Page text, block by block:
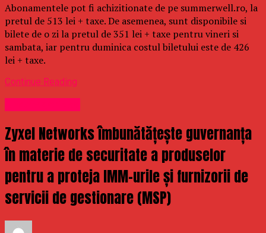
Abonamentele pot fi achizitionate de pe summerwell.ro, la
pretul de 513 lei + taxe. De asemenea, sunt disponibile si
bilete de o zi la pretul de 351 lei + taxe pentru vineri si
sambata, iar pentru duminica costul biletului este de 426
lei + taxe.
Continue Reading
Zyxel Networks îmbunătățește guvernanța
în materie de securitate a produselor
pentru a proteja IMM-urile și furnizorii de
servicii de gestionare (MSP)